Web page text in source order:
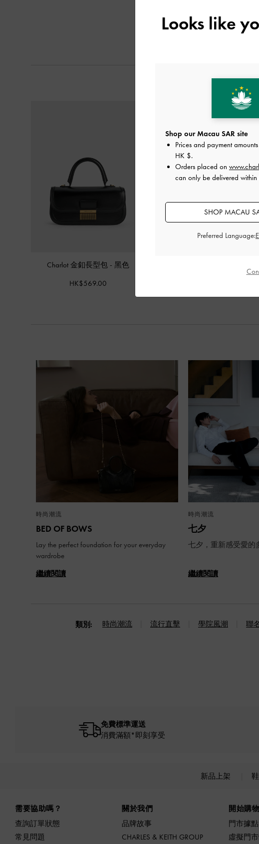
Charlot 金釦長型包 - 黑色
HK$569.00
時尚潮流
BED OF BOWS
Lay the perfect foundation for your everyday
wardrobe
繼續閱讀
時尚潮流
七夕
七夕，重新感受愛的
繼續閱讀
類別: 時尚潮流 流行直擊 學院風潮 聯
免費標準運送
消費滿額*即刻享受
新品上架
需要協助嗎？
查詢訂單狀態
常見問題
關於我們
品牌故事
CHARLES & KEITH GROUP
開始購物
門市據點
虛擬門
Looks like
Shop our Macau SAR site
Prices and payment
HK $.
Orders placed on
can only be delivered
SHOP MACAU
Preferred Language: